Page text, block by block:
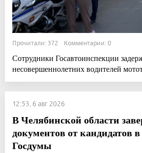
Прочитали: 372 Комментарии: 0
Сотрудники Госавтоинспекции
несовершеннолетних водителей
12:53, 6 авг 2026
В Челябинской области
документов от кандидатов
Госдумы